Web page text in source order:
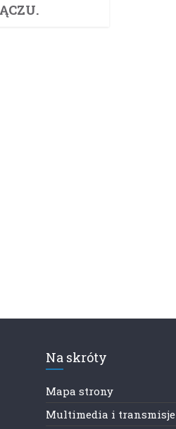
Na skróty
Mapa strony
Multimedia i transmisje